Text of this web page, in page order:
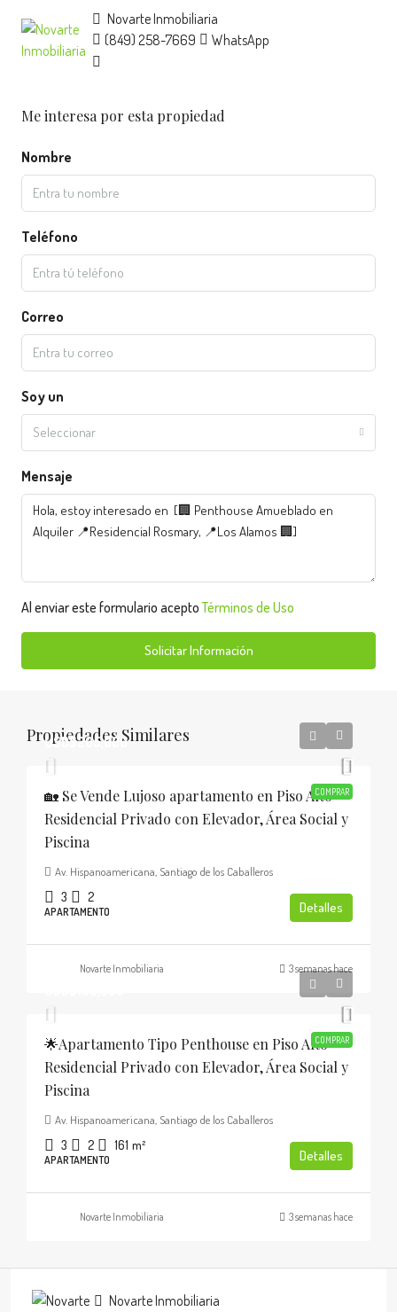
Novarte Inmobiliaria
(849) 258-7669
WhatsApp
Me interesa por esta propiedad
Nombre
Teléfono
Correo
Soy un
Seleccionar
Mensaje
Al enviar este formulario aceptoTérminos de Uso
Solicitar Información
Propiedades Similares
COMPRAR
USD$205,000
🏡 Se Vende Lujoso apartamento en Piso Alto
Residencial Privado con Elevador, Área Social y
Piscina
Av. Hispanoamericana, Santiago de los Caballeros
3 2
APARTAMENTO Detalles
Novarte Inmobiliaria 3 semanas hace
COMPRAR
🌟Apartamento Tipo Penthouse en Piso Alto
Residencial Privado con Elevador, Área Social y
Piscina
Av. Hispanoamericana, Santiago de los Caballeros
3 2 161 m²
APARTAMENTO Detalles
Novarte Inmobiliaria 3 semanas hace
Novarte Inmobiliaria